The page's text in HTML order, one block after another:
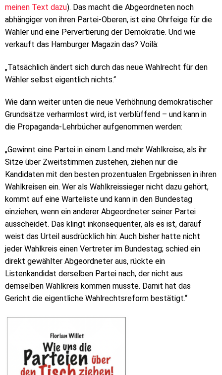
meinen Text dazu). Das macht die Abgeordneten noch
abhängiger von ihren Partei-Oberen, ist eine Ohrfeige für die
Wähler und eine Pervertierung der Demokratie. Und wie
verkauft das Hamburger Magazin das? Voilà:
„Tatsächlich ändert sich durch das neue Wahlrecht für den
Wähler selbst eigentlich nichts.“
Wie dann weiter unten die neue Verhöhnung demokratischer
Grundsätze verharmlost wird, ist verblüffend – und kann in
die Propaganda-Lehrbücher aufgenommen werden:
„Gewinnt eine Partei in einem Land mehr Wahlkreise, als ihr
Sitze über Zweitstimmen zustehen, ziehen nur die
Kandidaten mit den besten prozentualen Ergebnissen in ihren
Wahlkreisen ein. Wer als Wahlkreissieger nicht dazu gehört,
kommt auf eine Warteliste und kann in den Bundestag
einziehen, wenn ein anderer Abgeordneter seiner Partei
ausscheidet. Das klingt inkonsequenter, als es ist, darauf
weist das Urteil ausdrücklich hin: Auch bisher hatte nicht
jeder Wahlkreis einen Vertreter im Bundestag; schied ein
direkt gewählter Abgeordneter aus, rückte ein
Listenkandidat derselben Partei nach, der nicht aus
demselben Wahlkreis kommen musste. Damit hat das
Gericht die eigentliche Wahlrechtsreform bestätigt.“